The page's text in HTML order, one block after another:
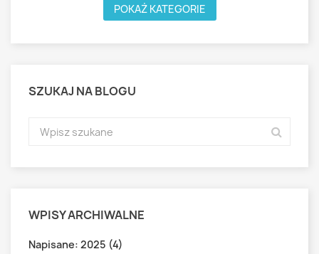
POKAŻ KATEGORIE
SZUKAJ NA BLOGU
WPISY ARCHIWALNE
Napisane: 2025 (4)